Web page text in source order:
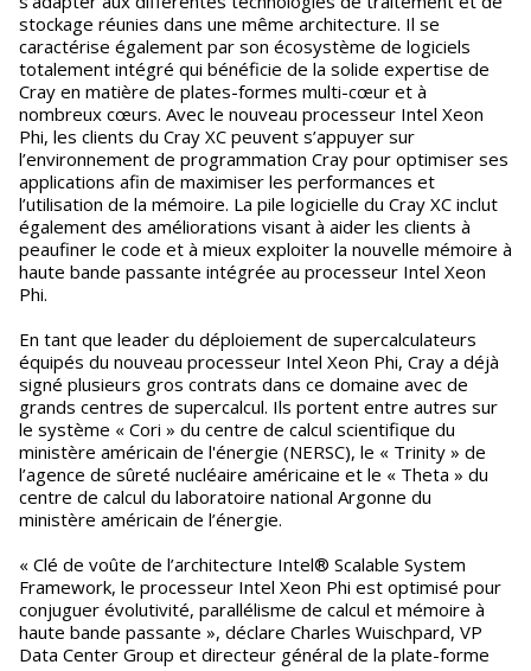
stockage réunies dans une même architecture. Il se
caractérise également par son écosystème de logiciels
totalement intégré qui bénéficie de la solide expertise de
Cray en matière de plates-formes multi-cœur et à
nombreux cœurs. Avec le nouveau processeur Intel Xeon
Phi, les clients du Cray XC peuvent s’appuyer sur
l’environnement de programmation Cray pour optimiser ses
applications afin de maximiser les performances et
l’utilisation de la mémoire. La pile logicielle du Cray XC inclut
également des améliorations visant à aider les clients à
peaufiner le code et à mieux exploiter la nouvelle mémoire à
haute bande passante intégrée au processeur Intel Xeon
Phi.
En tant que leader du déploiement de supercalculateurs
équipés du nouveau processeur Intel Xeon Phi, Cray a déjà
signé plusieurs gros contrats dans ce domaine avec de
grands centres de supercalcul. Ils portent entre autres sur
le système « Cori » du centre de calcul scientifique du
ministère américain de l'énergie (NERSC), le « Trinity » de
l’agence de sûreté nucléaire américaine et le « Theta » du
centre de calcul du laboratoire national Argonne du
ministère américain de l’énergie.
« Clé de voûte de l’architecture Intel® Scalable System
Framework, le processeur Intel Xeon Phi est optimisé pour
conjuguer évolutivité, parallélisme de calcul et mémoire à
haute bande passante », déclare Charles Wuischpard, VP
Data Center Group et directeur général de la plate-forme